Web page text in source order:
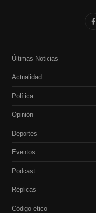
Últimas Noticias
Actualidad
Política
Opinión
Deportes
Eventos
Podcast
Réplicas
Código etico